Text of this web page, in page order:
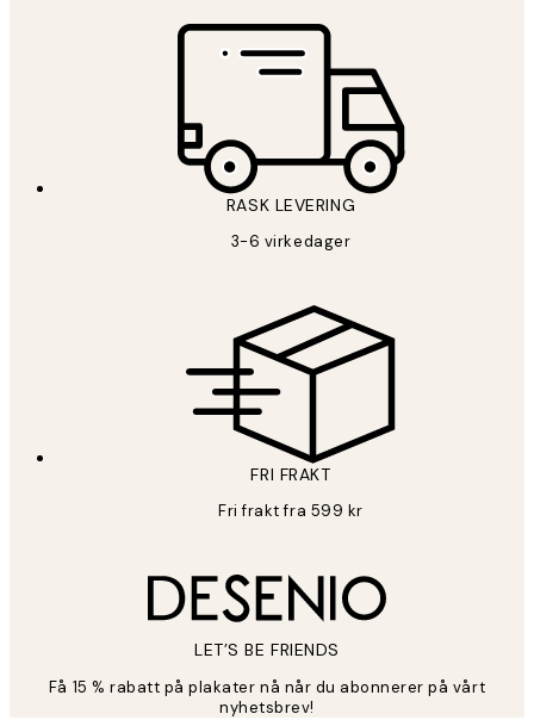
RASK LEVERING
3-6 virkedager
FRI FRAKT
Fri frakt fra 599 kr
LET’S BE FRIENDS
Få 15 % rabatt på plakater nå når du abonnerer på vårt
nyhetsbrev!